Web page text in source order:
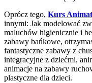
Oprócz tego, Kurs
innymi: Jak modelować
maluchów higienicznie i
zabawy bańkowe,
fantastyczne zabawy z
integracyjne z dziećmi,
animacje na zabawy
plastyczne dla dzieci.